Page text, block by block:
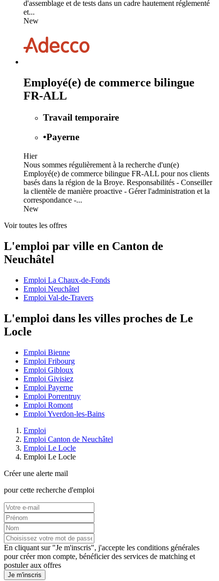
d'assemblage et de tests dans un cadre hautement réglementé
et...
New
Employé(e) de commerce bilingue
FR-ALL
Travail temporaire
•Payerne
Hier
Nous sommes régulièrement à la recherche d'un(e)
Employé(e) de commerce bilingue FR-ALL pour nos clients
basés dans la région de la Broye. Responsabilités - Conseiller
la clientèle de manière proactive - Gérer l'administration et la
correspondance -...
New
Voir toutes les offres
L'emploi par ville en Canton de
Neuchâtel
Emploi La Chaux-de-Fonds
Emploi Neuchâtel
Emploi Val-de-Travers
L'emploi dans les villes proches de Le
Locle
Emploi Bienne
Emploi Fribourg
Emploi Gibloux
Emploi Givisiez
Emploi Payerne
Emploi Porrentruy
Emploi Romont
Emploi Yverdon-les-Bains
Emploi
Emploi Canton de Neuchâtel
Emploi Le Locle
Emploi Le Locle
Créer une alerte mail
pour cette recherche d'emploi
En cliquant sur "Je m'inscris", j'accepte les conditions générales
pour créer mon compte, bénéficier des services de matching et
postuler aux offres
Je m'inscris